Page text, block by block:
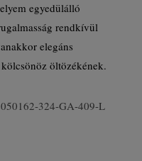
egyedülálló
rendkívül
elegáns
öltözékének.
324-GA-409-L